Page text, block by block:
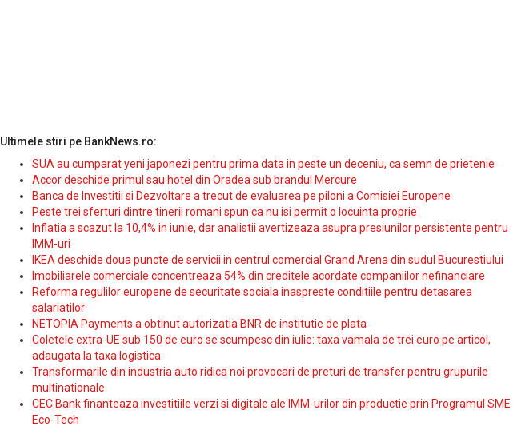
Ultimele stiri pe BankNews.ro:
SUA au cumparat yeni japonezi pentru prima data in peste un deceniu, ca semn de prietenie
Accor deschide primul sau hotel din Oradea sub brandul Mercure
Banca de Investitii si Dezvoltare a trecut de evaluarea pe piloni a Comisiei Europene
Peste trei sferturi dintre tinerii romani spun ca nu isi permit o locuinta proprie
Inflatia a scazut la 10,4% in iunie, dar analistii avertizeaza asupra presiunilor persistente pentru
IMM-uri
IKEA deschide doua puncte de servicii in centrul comercial Grand Arena din sudul Bucurestiului
Imobiliarele comerciale concentreaza 54% din creditele acordate companiilor nefinanciare
Reforma regulilor europene de securitate sociala inaspreste conditiile pentru detasarea
salariatilor
NETOPIA Payments a obtinut autorizatia BNR de institutie de plata
Coletele extra-UE sub 150 de euro se scumpesc din iulie: taxa vamala de trei euro pe articol,
adaugata la taxa logistica
Transformarile din industria auto ridica noi provocari de preturi de transfer pentru grupurile
multinationale
CEC Bank finanteaza investitiile verzi si digitale ale IMM-urilor din productie prin Programul SME
Eco-Tech